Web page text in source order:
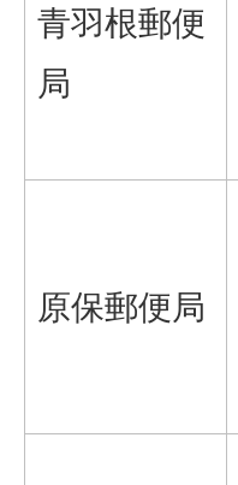
青羽根郵便
局
原保郵便局